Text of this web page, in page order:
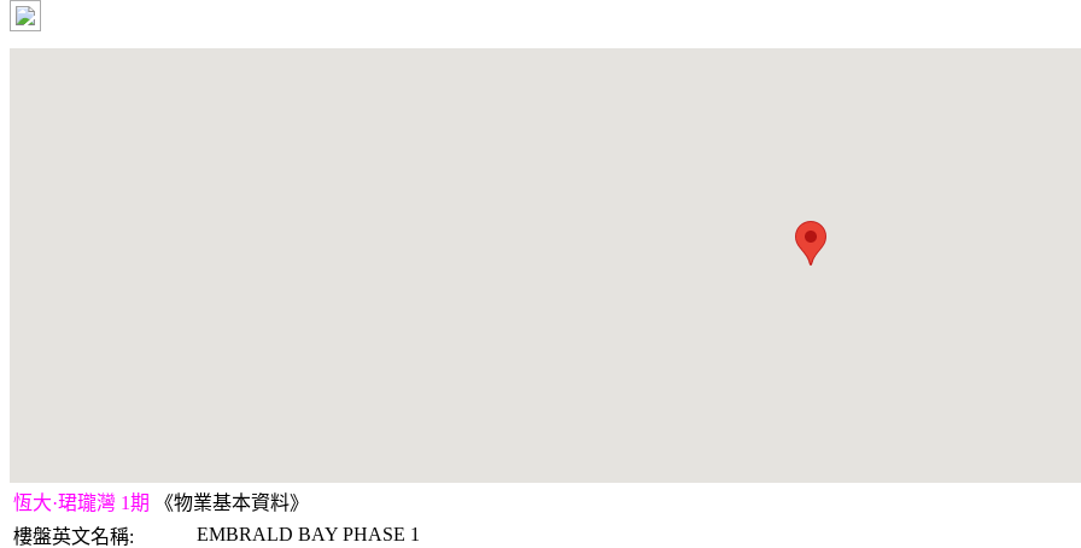
恆大·珺瓏灣 1期
《物業基本資料》
樓盤英文名稱:
EMBRALD BAY PHASE 1